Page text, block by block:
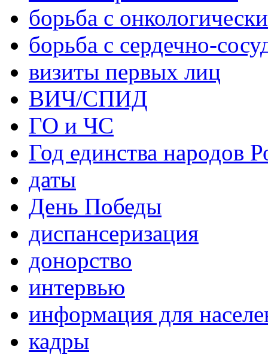
борьба с
борьба с сердечно-
визиты первых лиц
ВИЧ/СПИД
ГО и ЧС
Год единства народов
даты
День Победы
диспансеризация
донорство
интервью
информация для
кадры